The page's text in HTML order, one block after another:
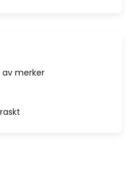
av merker